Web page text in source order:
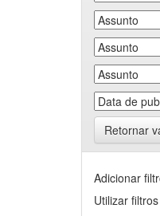
Retornar
Adicionar
Utilizar